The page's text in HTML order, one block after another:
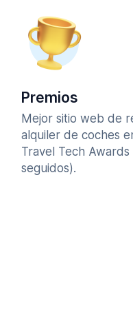
Premios
Mejor sitio web de
alquiler de coches
Travel Tech Awards
seguidos).